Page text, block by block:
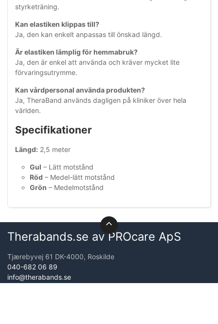
styrketräning.
Kan elastiken klippas till?
Ja, den kan enkelt anpassas till önskad längd.
Är elastiken lämplig för hemmabruk?
Ja, den är enkel att använda och kräver mycket lite
förvaringsutrymme.
Kan vårdpersonal använda produkten?
Ja, TheraBand används dagligen på kliniker över hela
världen.
Specifikationer
Längd: 2,5 meter
Gul – Lätt motstånd
Röd – Medel-lätt motstånd
Grön – Medelmotstånd
Therabands.se av PROcare ApS
Tjærebyvej 61 DK-4000, Roskilde
040-682 06 89
info@therabands.se